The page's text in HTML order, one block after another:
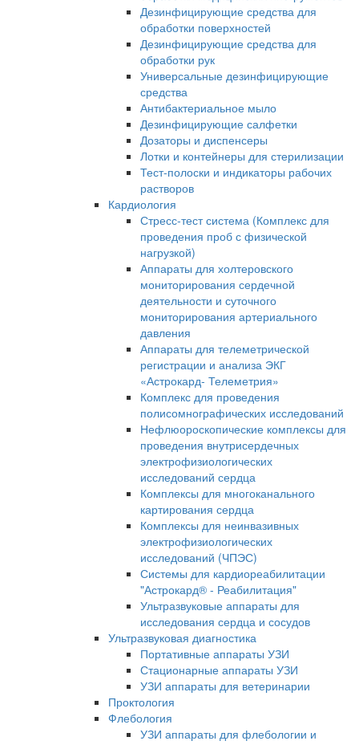
Дезинфицирующие средства для
обработки поверхностей
Дезинфицирующие средства для
обработки рук
Универсальные дезинфицирующие
средства
Антибактериальное мыло
Дезинфицирующие салфетки
Дозаторы и диспенсеры
Лотки и контейнеры для стерилизации
Тест-полоски и индикаторы рабочих
растворов
Кардиология
Стресс-тест система (Комплекс для
проведения проб с физической
нагрузкой)
Аппараты для холтеровского
мониторирования сердечной
деятельности и суточного
мониторирования артериального
давления
Аппараты для телеметрической
регистрации и анализа ЭКГ
«Астрокард- Телеметрия»
Комплекс для проведения
полисомнографических исследований
Нефлюороскопические комплексы для
проведения внутрисердечных
электрофизиологических
исследований сердца
Комплексы для многоканального
картирования сердца
Комплексы для неинвазивных
электрофизиологических
исследований (ЧПЭС)
Системы для кардиореабилитации
"Астрокард® - Реабилитация"
Ультразвуковые аппараты для
исследования сердца и сосудов
Ультразвуковая диагностика
Портативные аппараты УЗИ
Стационарные аппараты УЗИ
УЗИ аппараты для ветеринарии
Проктология
Флебология
УЗИ аппараты для флебологии и